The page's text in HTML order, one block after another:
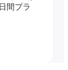
間プラ